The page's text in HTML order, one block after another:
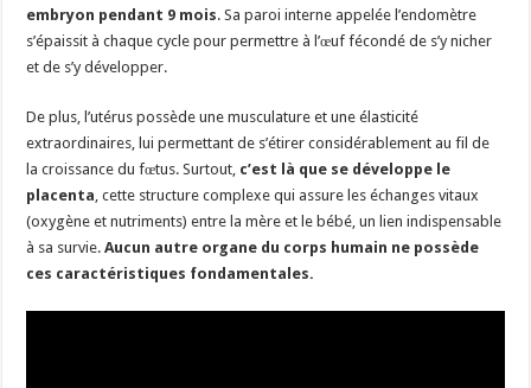
embryon pendant 9 mois. Sa paroi interne appelée l’endomètre
s’épaissit à chaque cycle pour permettre à l’œuf fécondé de s’y nicher
et de s’y développer.
De plus, l’utérus possède une musculature et une élasticité
extraordinaires, lui permettant de s’étirer considérablement au fil de
la croissance du fœtus. Surtout, c’est là que se développe le
placenta, cette structure complexe qui assure les échanges vitaux
(oxygène et nutriments) entre la mère et le bébé, un lien indispensable
à sa survie.Aucun autre organe du corps humain ne possède
ces caractéristiques fondamentales.